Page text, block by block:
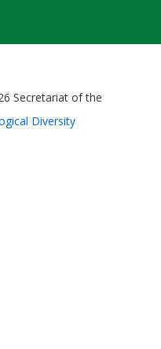
Secretariat of the
Diversity